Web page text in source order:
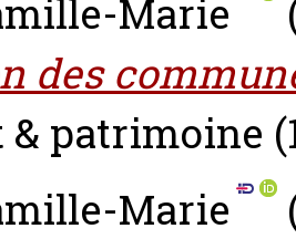
Marie
des
patrimoine
Marie